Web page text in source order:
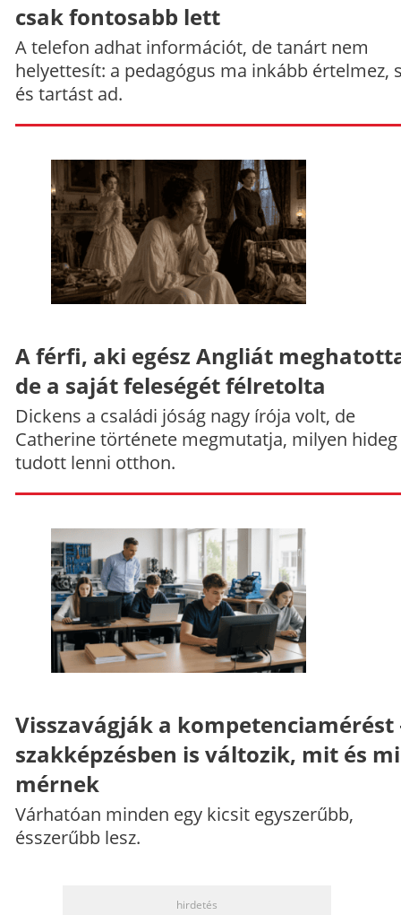
csak fontosabb lett
A telefon adhat információt, de tanárt nem
helyettesít: a pedagógus ma inkább értelmez,
és tartást ad.
A férfi, aki egész Angliát
de a saját feleségét félretolta
Dickens a családi jóság nagy írója volt, de
Catherine története megmutatja, milyen hideg
tudott lenni otthon.
Visszavágják a kompetenciamérést
szakképzésben is változik, mit és
mérnek
Várhatóan minden egy kicsit egyszerűbb,
ésszerűbb lesz.
hirdetés